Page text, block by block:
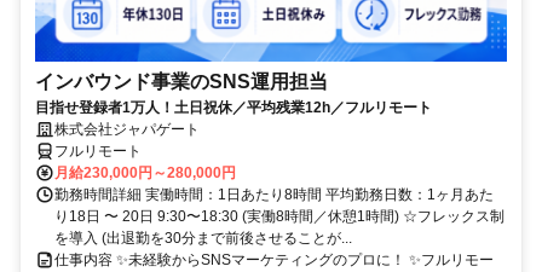
インバウンド事業のSNS運用担当
目指せ登録者1万人！土日祝休／平均残業12h／フルリモート
株式会社ジャパゲート
フルリモート
月給230,000円～280,000円
勤務時間詳細 実働時間：1日あたり8時間 平均勤務日数：1ヶ月あた
り18日 〜 20日 9:30〜18:30 (実働8時間／休憩1時間) ☆フレックス制
を導入 (出退勤を30分まで前後させることが...
仕事内容 ✨未経験からSNSマーケティングのプロに！ ✨フルリモー